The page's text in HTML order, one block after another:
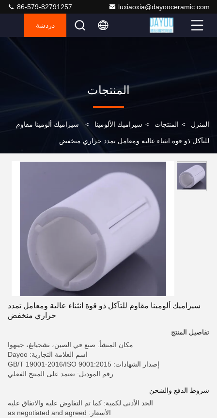
luxiaoxia@dayooceramic.com
86-579-82791257
دردشة
المنتجات
المنزل > المنتجات > سيراميك الألومينا > سيراميك ألومينا مقاوم
للتآكل ذو قوة انثناء عالية ومعامل تمدد حراري منخفض
سيراميك ألومينا مقاوم للتآكل ذو قوة انثناء عالية ومعامل تمدد
حراري منخفض
تفاصيل المنتج
مكان المنشأ: صنع في الصين، تشجيانغ، جينهوا
اسم العلامة التجارية: Dayoo
إصدار الشهادات: GB/T 19001-2016/ISO 9001:2015
رقم الموديل: تعتمد على المنتج الفعلي
شروط الدفع والشحن
الحد الأدنى لكمية: كما تم التفاوض عليه والاتفاق عليه
الأسعار: as negotiated and agreed